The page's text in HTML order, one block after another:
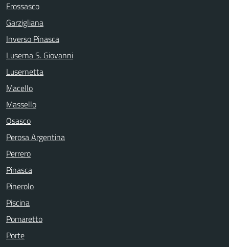
Frossasco
Garzigliana
Inverso Pinasca
Luserna S. Giovanni
Lusernetta
Macello
Massello
Osasco
Perosa Argentina
Perrero
Pinasca
Pinerolo
Piscina
Pomaretto
Porte